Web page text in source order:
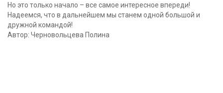
Но это только начало – все самое интересное впереди!
Надеемся, что в дальнейшем мы станем одной большой и
дружной командой!
Автор: Черновольцева Полина